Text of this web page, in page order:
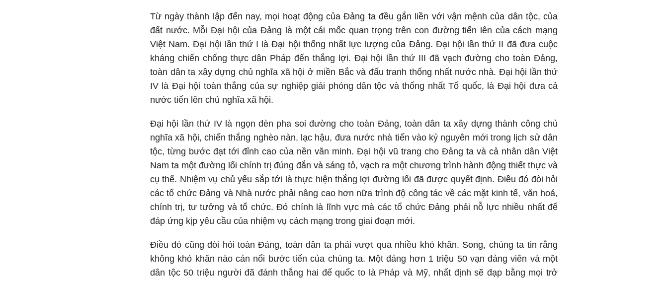
Từ ngày thành lập đến nay, mọi hoạt động của Đảng ta đều gắn liền với vận mệnh của dân tộc, của
đất nước. Mỗi Đại hội của Đảng là một cái mốc quan trọng trên con đường tiến lên của cách mạng
Việt Nam. Đại hội lần thứ I là Đại hội thống nhất lực lượng của Đảng. Đại hội lần thứ II đã đưa cuộc
kháng chiến chống thực dân Pháp đến thắng lợi. Đại hội lần thứ III đã vạch đường cho toàn Đảng,
toàn dân ta xây dựng chủ nghĩa xã hội ở miền Bắc và đấu tranh thống nhất nước nhà. Đại hội lần thứ
IV là Đại hội toàn thắng của sự nghiệp giải phóng dân tộc và thống nhất Tổ quốc, là Đại hội đưa cả
nước tiến lên chủ nghĩa xã hội.
Đại hội lần thứ IV là ngọn đèn pha soi đường cho toàn Đảng, toàn dân ta xây dựng thành công chủ
nghĩa xã hội, chiến thắng nghèo nàn, lạc hậu, đưa nước nhà tiến vào kỷ nguyên mới trong lịch sử dân
tộc, từng bước đạt tới đỉnh cao của nền văn minh. Đại hội vũ trang cho Đảng ta và cả nhân dân Việt
Nam ta một đường lối chính trị đúng đắn và sáng tỏ, vạch ra một chương trình hành động thiết thực và
cụ thể. Nhiệm vụ chủ yếu sắp tới là thực hiện thắng lợi đường lối đã được quyết định. Điều đó đòi hỏi
các tổ chức Đảng và Nhà nước phải nâng cao hơn nữa trình độ công tác về các mặt kinh tế, văn hoá,
chính trị, tư tưởng và tổ chức. Đó chính là lĩnh vực mà các tổ chức Đảng phải nỗ lực nhiều nhất để
đáp ứng kịp yêu cầu của nhiệm vụ cách mạng trong giai đoạn mới.
Điều đó cũng đòi hỏi toàn Đảng, toàn dân ta phải vượt qua nhiều khó khăn. Song, chúng ta tin rằng
không khó khăn nào cản nổi bước tiến của chúng ta. Một đảng hơn 1 triệu 50 vạn đảng viên và một
dân tộc 50 triệu người đã đánh thắng hai đế quốc to là Pháp và Mỹ, nhất định sẽ đạp bằng mọi trở